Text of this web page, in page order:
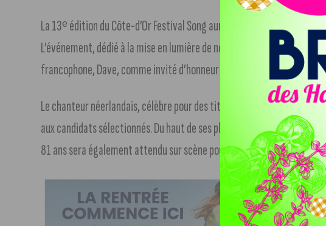
La 13ᵉ édition du Côte-d’Or Festival Song aura lieu le samedi 6
L’événement, dédié à la mise en lumière de nouveaux talents de la
francophone, Dave, comme invité d’honneur et parrain officiel.
Le chanteur néerlandais, célèbre pour des titres tels que Vanina et Du
aux candidats sélectionnés. Du haut de ses plus de 6 millions de
81 ans sera également attendu sur scène pour une performance.